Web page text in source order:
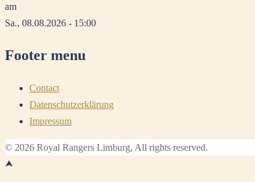
am
Sa., 08.08.2026 - 15:00
Footer menu
Contact
Datenschutzerklärung
Impressum
© 2026 Royal Rangers Limburg, All rights reserved.
⮝